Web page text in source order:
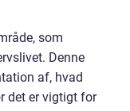
som
Denne
af, hvad
det er vigtigt for